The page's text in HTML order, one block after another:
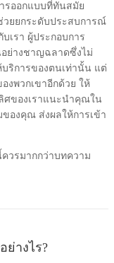
รออกแบบที่ทันสมัย
วยยกระดับประสบการณ์
เรา ผู้ประกอบการ
อย่างชาญฉลาดซึ่งไม่
ริการของตนเท่านั้น แต่
งพวกเขาอีกด้วย ให้
ศของเราแนะนำคุณใน
ของคุณ ส่งผลให้การเข้า
วรมากกว่าบทความ
ย่างไร?